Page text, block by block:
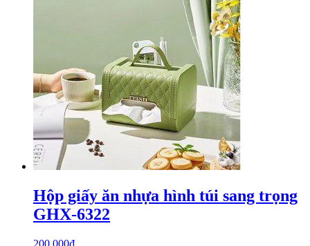
Hộp giấy ăn nhựa hình túi sang trọng
GHX-6322